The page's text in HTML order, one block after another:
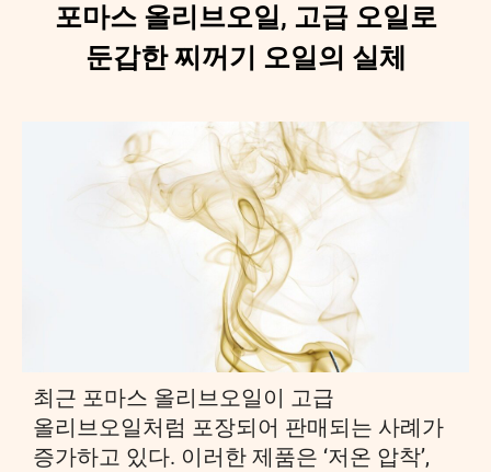
포마스 올리브오일, 고급 오일로
둔갑한 찌꺼기 오일의 실체
최근 포마스 올리브오일이 고급
올리브오일처럼 포장되어 판매되는 사례가
증가하고 있다. 이러한 제품은 ‘저온 압착’,